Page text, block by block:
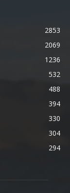
2853
2069
1236
532
488
394
330
304
294